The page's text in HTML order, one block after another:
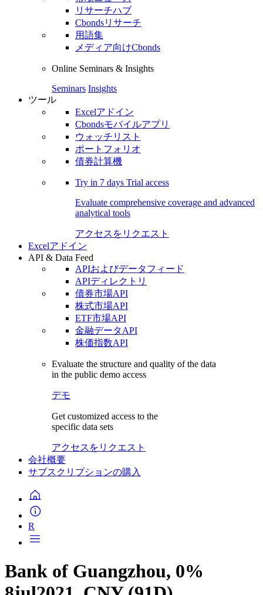
リサーチハブ
Cbondsリサーチ
用語集
メディア向けCbonds
Online Seminars & Insights
Seminars Insights
ツール
Excelアドイン
Cbondsモバイルアプリ
ウォッチリスト
ポートフォリオ
債券計算機
Try in 7 days Trial access
Evaluate comprehensive coverage and advanced
analytical tools
アクセスをリクエスト
Excelアドイン
API & Data Feed
APIおよびデータフィード
APIディレクトリ
債券市場API
株式市場API
ETF市場API
金融データAPI
株価指数API
Evaluate the structure and quality of the data
in the public demo access
デモ
Get customized access to the
specific data sets
アクセスをリクエスト
会社概要
サブスクリプションの購入
R
Bank of Guangzhou, 0%